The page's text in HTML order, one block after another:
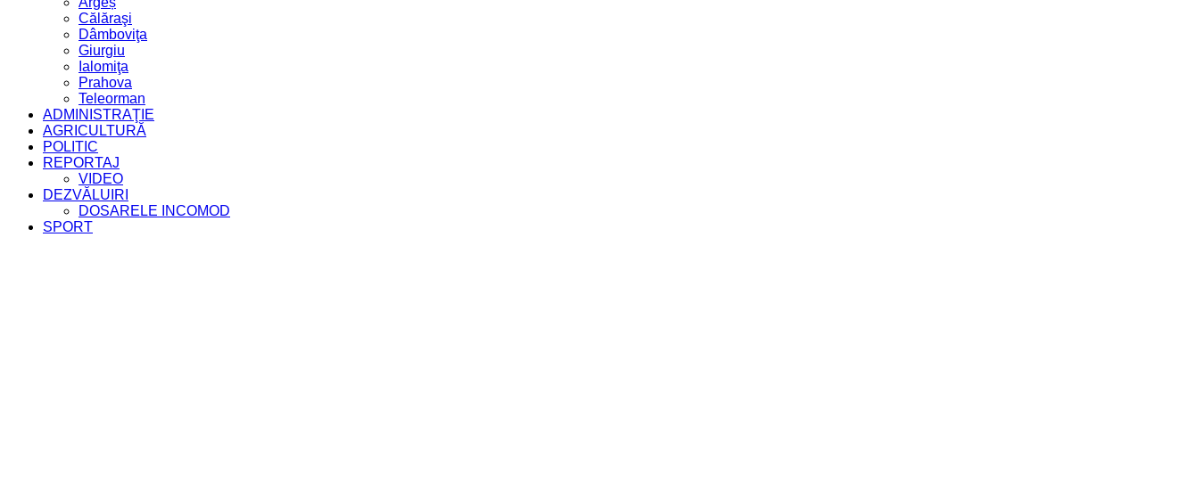
Călăraşi
Dâmboviţa
Giurgiu
Ialomiţa
Prahova
Teleorman
ADMINISTRAŢIE
AGRICULTURĂ
POLITIC
REPORTAJ
VIDEO
DEZVĂLUIRI
DOSARELE INCOMOD
SPORT